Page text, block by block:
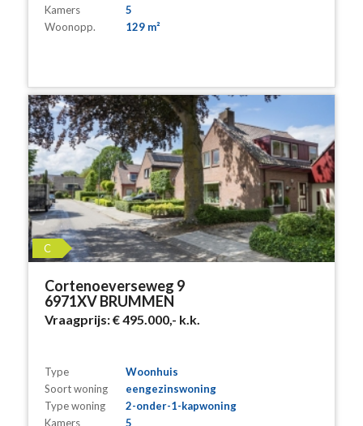
Kamers
5
Woonopp.
129 m²
C
Cortenoeverseweg 9
6971XV BRUMMEN
Vraagprijs:€ 495.000,- k.k.
Type
Woonhuis
Soort woning
eengezinswoning
Type woning
2-onder-1-kapwoning
Kamers
5